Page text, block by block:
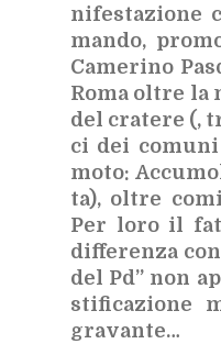
ni­fe­sta­zio­ne
man­do,
Ca­me­ri­no
Roma ol­tre la
del cra­te­re (,
ci dei
mo­to:
ta), ol­tre
Per loro il
dif­fe­ren­za
del Pd” non
sti­fi­ca­zio­ne
gra­van­te…